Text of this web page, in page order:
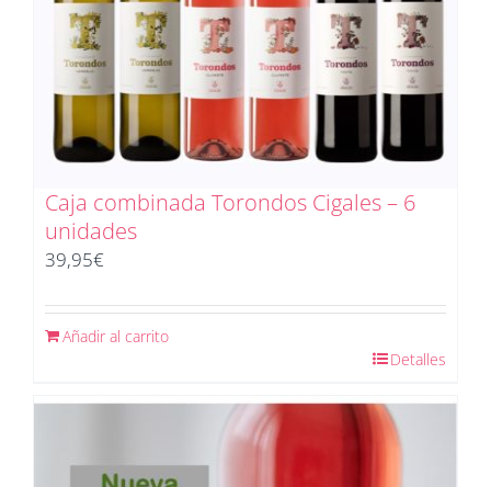
Caja combinada Torondos Cigales – 6
unidades
39,95€
Añadir al carrito
Detalles